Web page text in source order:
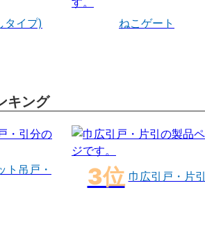
タイプ)
ねこゲート
キング
ト吊戸・
巾広引戸・片引